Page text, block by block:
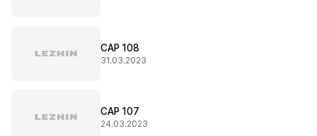
CAP 108
31.03.2023
CAP 107
24.03.2023